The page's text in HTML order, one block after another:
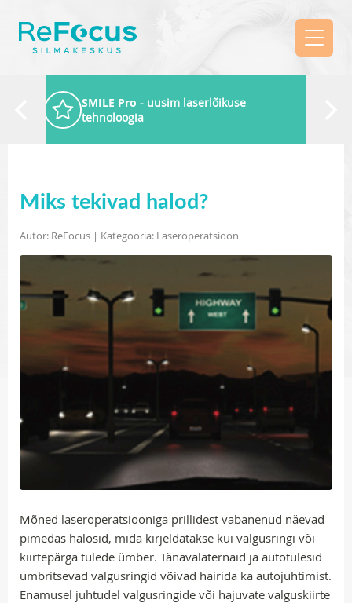
SMILE Pro - uusim laserlõikuse
tehnoloogia
Miks tekivad halod?
Autor: ReFocus | Kategooria: Laseroperatsioon
Mõned laseroperatsiooniga prillidest vabanenud näevad
pimedas halosid, mida kirjeldatakse kui valgusringi või
kiirtepärga tulede ümber. Tänavalaternaid ja autotulesid
ümbritsevad valgusringid võivad häirida ka autojuhtimist.
Enamusel juhtudel valgusringide või hajuvate valguskiirte